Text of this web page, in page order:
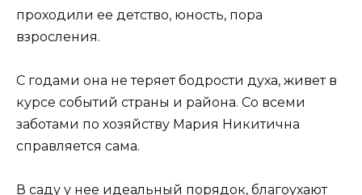
проходили ее детство, юность, пора
взросления.
С годами она не теряет бодрости духа, живет в
курсе событий страны и района. Со всеми
заботами по хозяйству Мария Никитична
справляется сама.
В саду у нее идеальный порядок, благоухают